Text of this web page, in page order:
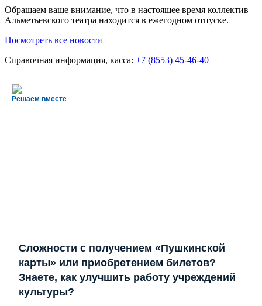
Обращаем ваше внимание, что в настоящее время коллектив
Альметьевского театра находится в ежегодном отпуске.
Посмотреть все новости
Справочная информация, касса: +7 (8553) 45-46-40
Решаем вместе
Сложности с получением «Пушкинской
карты» или приобретением билетов?
Знаете, как улучшить работу учреждений
культуры?